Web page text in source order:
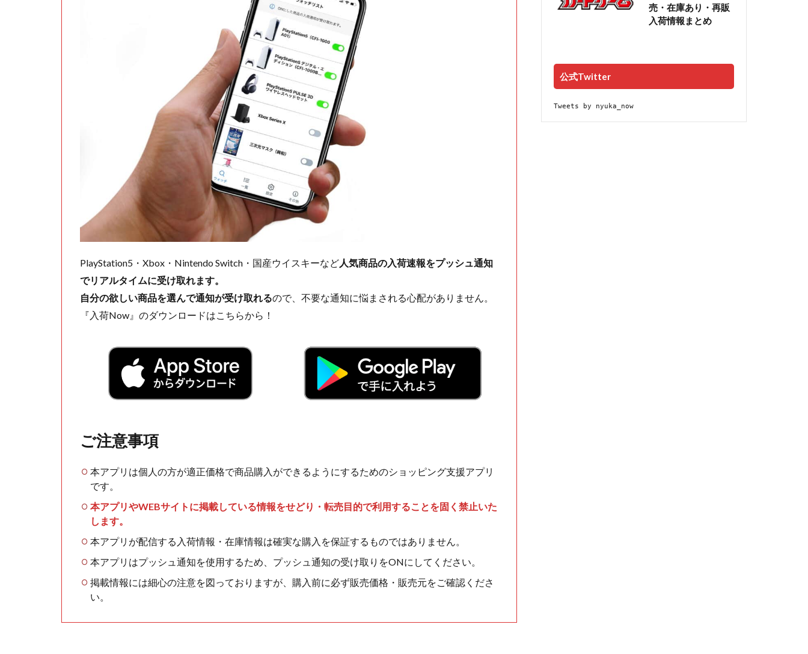
PlayStation5・Xbox・Nintendo Switch・国産ウイスキーなど人気商品の入荷速報をプッシュ通知
でリアルタイムに受け取れます。
自分の欲しい商品を選んで通知が受け取れるので、不要な通知に悩まされる心配がありません。
『入荷Now』のダウンロードはこちらから！
ご注意事項
本アプリは個人の方が適正価格で商品購入ができるようにするためのショッピング支援アプリ
です。
本アプリやWEBサイトに掲載している情報をせどり・転売目的で利用することを固く禁止いた
します。
本アプリが配信する入荷情報・在庫情報は確実な購入を保証するものではありません。
本アプリはプッシュ通知を使用するため、プッシュ通知の受け取りをONにしてください。
掲載情報には細心の注意を図っておりますが、購入前に必ず販売価格・販売元をご確認くださ
い。
売・在庫あり・再販
入荷情報まとめ
公式Twitter
Tweets by nyuka_now